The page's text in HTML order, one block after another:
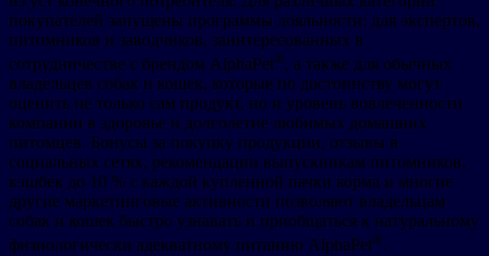
покупателей запущены программы лояльности: для экспертов,
питомников и заводчиков, заинтересованных в
сотрудничестве с брендом AlphaPet®, а также для обычных
владельцев собак и кошек, которые по достоинству могут
оценить не только сам продукт, но и уровень вовлеченности
компании в здоровье и долголетие любимых домашних
питомцев. Бонусы за покупку продукции, отзывы в
социальных сетях, рекомендации выпускникам питомников,
кэшбек до 10 % с каждой купленной пачки корма и многие
другие маркетинговые активности позволяют владельцам
собак и кошек быстро узнавать и приобщаться к натуральному
физиологически адекватному питанию AlphaPet®.